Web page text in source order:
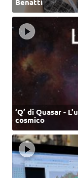
Benatti
‘Q’ di Quasar -
cosmico